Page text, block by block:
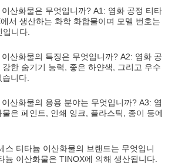
산화물은 무엇입니까? A1: 염화 공정 티타
서 생산하는 화학 화합물이며 모델 번호는
니다.
산화물의 특징은 무엇입니까? A2: 염화 공
한 숨기기 능력, 좋은 하얀색, 그리고 우수
니다.
산화물의 응용 분야는 무엇입니까? A3: 염
은 페인트, 인쇄 잉크, 플라스틱, 종이 등에
스 티타늄 이산화물의 브랜드는 무엇입니
늄 이산화물은 TINOX에 의해 생산됩니다.